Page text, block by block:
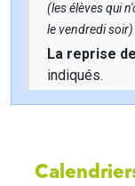
(les élèves qui
le vendredi soir)
La reprise
indiqués.